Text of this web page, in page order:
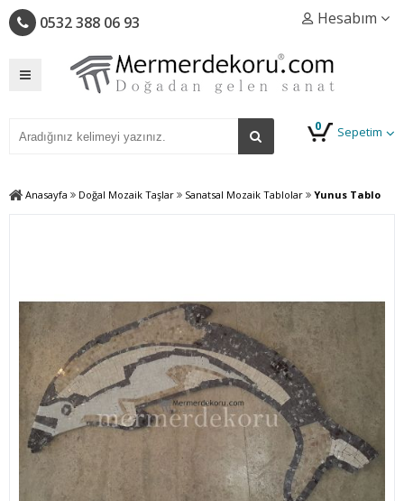
0532 388 06 93 Hesabım
Sepetim
0
Anasayfa Doğal Mozaik Taşlar Sanatsal Mozaik Tablolar Yunus Tablo